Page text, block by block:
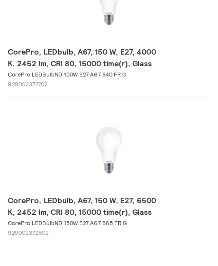
CorePro, LEDbulb, A67, 150 W, E27, 4000
K, 2452 lm, CRI 80, 15000 time(r), Glass
CorePro LEDBulbND 150W E27 A67 840 FR G
929002372702
CorePro, LEDbulb, A67, 150 W, E27, 6500
K, 2452 lm, CRI 80, 15000 time(r), Glass
CorePro LEDBulbND 150W E27 A67 865 FR G
929002372802